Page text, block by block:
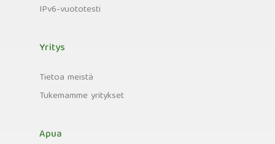
IPv6-vuototesti
Yritys
Tietoa meistä
Tukemamme yritykset
Apua